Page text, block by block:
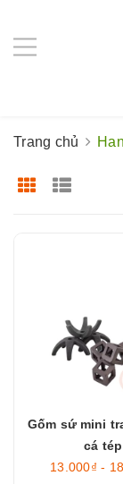
Trang chủ
Gốm sứ mini
cá tép
13.000₫ -